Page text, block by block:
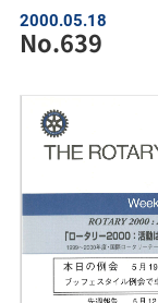
2000.05.18
No.639